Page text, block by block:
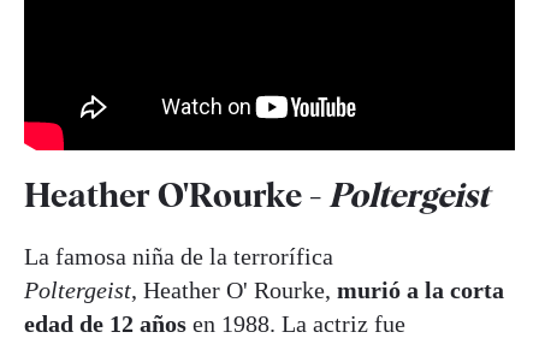
Heather O'Rourke - Poltergeist
La famosa niña de la terrorífica
Poltergeist, Heather O' Rourke, murió a la corta
edad de 12 años en 1988. La actriz fue